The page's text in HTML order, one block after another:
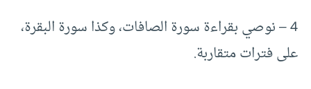
4 – نوصي بقراءة سورة الصافات، وكذا سورة البقرة،
على فترات متقاربة.